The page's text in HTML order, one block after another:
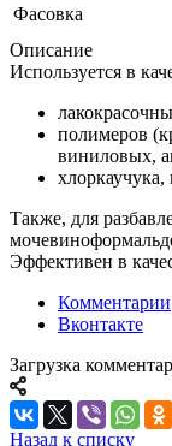
Фасовка
Описание
Используется в
полимеров
виниловых,
Также, для
Эффективен в
Комментарии
Вконтакте
Загрузка
Назад к списку